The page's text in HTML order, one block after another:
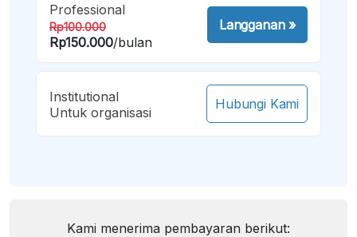
Professional
Rp100.000
Rp150.000/bulan
Langganan»
Institutional
Untuk organisasi
Hubungi Kami
Kami menerima pembayaran berikut: